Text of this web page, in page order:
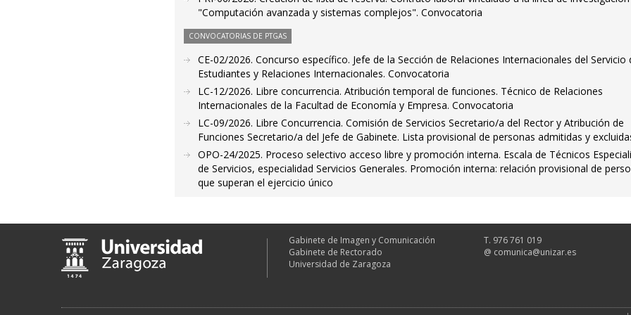
"Computación avanzada y sistemas complejos". Convocatoria
CONVOCATORIAS DE PTGAS
CE-02/2026. Concurso específico. Jefe de la Sección de Relaciones Internacionales del Servicio
Estudiantes y Relaciones Internacionales. Convocatoria
LC-12/2026. Libre concurrencia. Atribución temporal de funciones. Técnico de Relaciones
Internacionales de la Facultad de Economía y Empresa. Convocatoria
LC-09/2026. Libre Concurrencia. Comisión de Servicios Secretario/a del Rector y Atribución de
Funciones Secretario/a del Jefe de Gabinete. Lista provisional de personas admitidas y
OPO-24/2025. Proceso selectivo acceso libre y promoción interna. Escala de Técnicos
de Servicios, especialidad Servicios Generales. Promoción interna: relación provisional de
que superan el ejercicio único
Gabinete de Imagen y Comunicación
Gabinete de Rectorado
Universidad de Zaragoza
T. 976 761 019
@ comunica@unizar.es